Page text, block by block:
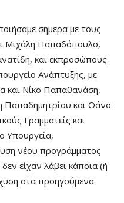
σήμερα με τους
Μιχάλη Παπαδόπουλο,
και εκπροσώπους
Ανάπτυξης, με
και Νίκο Παπαθανάση,
και Θάνο
Γραμματείς και
Υπουργεία,
νέου προγράμματος
είχαν λάβει κάποια (ή
στα προηγούμενα